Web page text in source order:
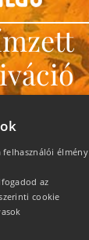
le!
felhasználói élmény
az
cookie